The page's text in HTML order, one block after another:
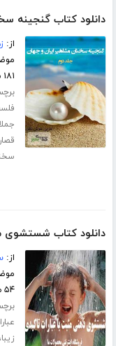
دانلود کتاب گنجینه
از:
۱۸۱ صفحه
قصار
دانلود کتاب شستشوی
از:
۵۴ صفحه
زیبا،